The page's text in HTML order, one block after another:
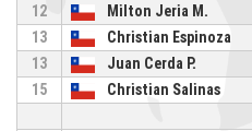
12
Milton Jeria M.
13
Christian Espinoza
13
Juan Cerda P.
15
Christian Salinas